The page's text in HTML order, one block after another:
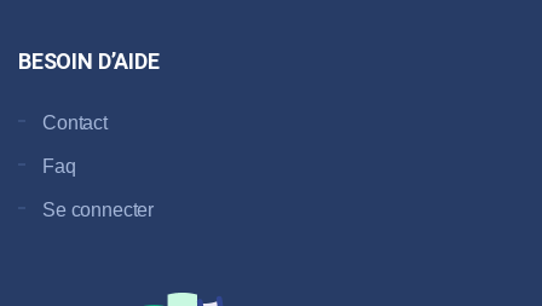
BESOIN D’AIDE
Contact
Faq
Se connecter